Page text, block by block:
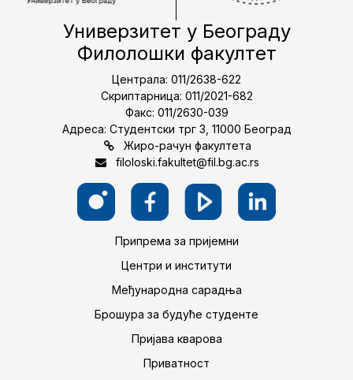
Универзитет у Београду
Филолошки факултет
Централа: 011/2638-622
Скриптарница: 011/2021-682
Факс: 011/2630-039
Адреса: Студентски трг 3, 11000 Београд
Жиро-рачун факултета
filoloski.fakultet@fil.bg.ac.rs
Припрема за пријемни
Центри и институти
Међународна сарадња
Брошура за будуће студенте
Пријава кварова
Приватност